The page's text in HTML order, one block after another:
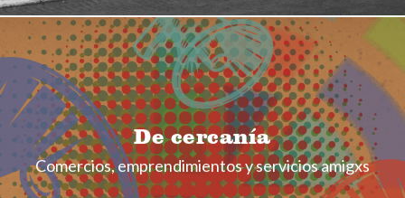
De cercanía
Comercios, emprendimientos y servicios amigxs